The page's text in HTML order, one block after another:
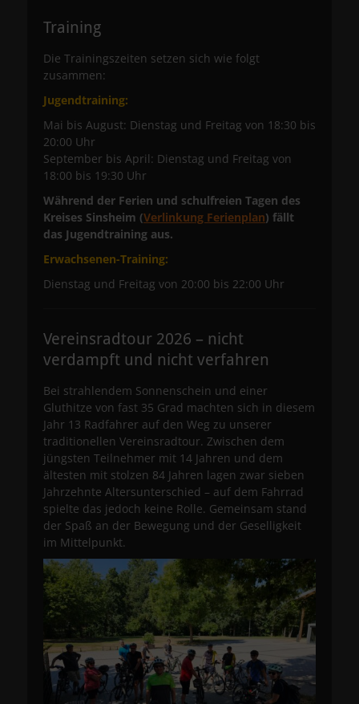
Training
Die Trainingszeiten setzen sich wie folgt
zusammen:
Jugendtraining:
Mai bis August: Dienstag und Freitag von 18:30 bis
20:00 Uhr
September bis April: Dienstag und Freitag von
18:00 bis 19:30 Uhr
Während der Ferien und schulfreien Tagen des
Kreises Sinsheim (Verlinkung Ferienplan) fällt
das Jugendtraining aus.
Erwachsenen-Training:
Dienstag und Freitag von 20:00 bis 22:00 Uhr
Vereinsradtour 2026 – nicht
verdampft und nicht verfahren
Bei strahlendem Sonnenschein und einer
Gluthitze von fast 35 Grad machten sich in diesem
Jahr 13 Radfahrer auf den Weg zu unserer
traditionellen Vereinsradtour. Zwischen dem
jüngsten Teilnehmer mit 14 Jahren und dem
ältesten mit stolzen 84 Jahren lagen zwar sieben
Jahrzehnte Altersunterschied – auf dem Fahrrad
spielte das jedoch keine Rolle. Gemeinsam stand
der Spaß an der Bewegung und der Geselligkeit
im Mittelpunkt.